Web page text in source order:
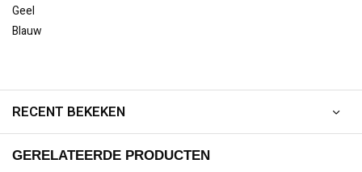
Geel
Blauw
RECENT BEKEKEN
GERELATEERDE PRODUCTEN